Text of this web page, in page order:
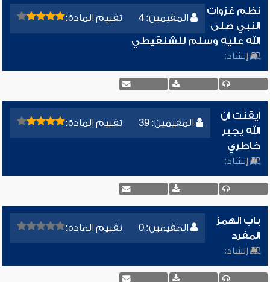
المقيمين: 4 تقييم المادة:
نظم غزوات
النبي صلى
الله عليه وسلم للشنقيطي
إنشاد:
المقيمين: 39 تقييم المادة:
ايقنت ان
الله يجبر
خاطري
إنشاد:
المقيمين: 0 تقييم المادة:
باب الهمز
المفرد
إنشاد: